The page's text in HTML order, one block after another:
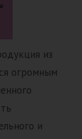
из
огромным
и